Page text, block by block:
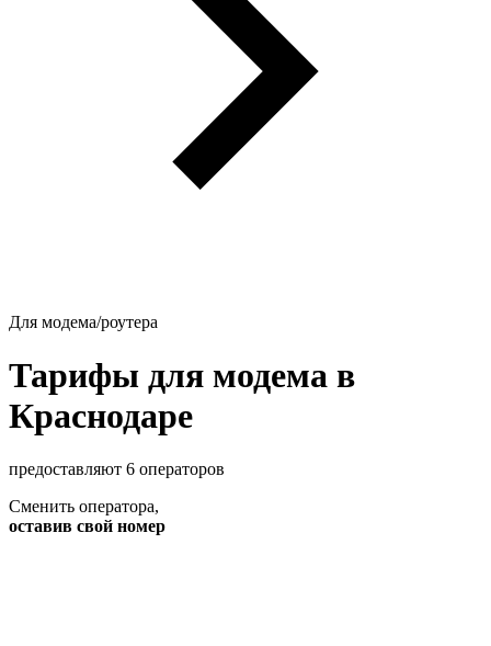
Для модема/роутера
Тарифы для модема в
Краснодаре
предоставляют 6 операторов
Сменить оператора,
оставив свой номер